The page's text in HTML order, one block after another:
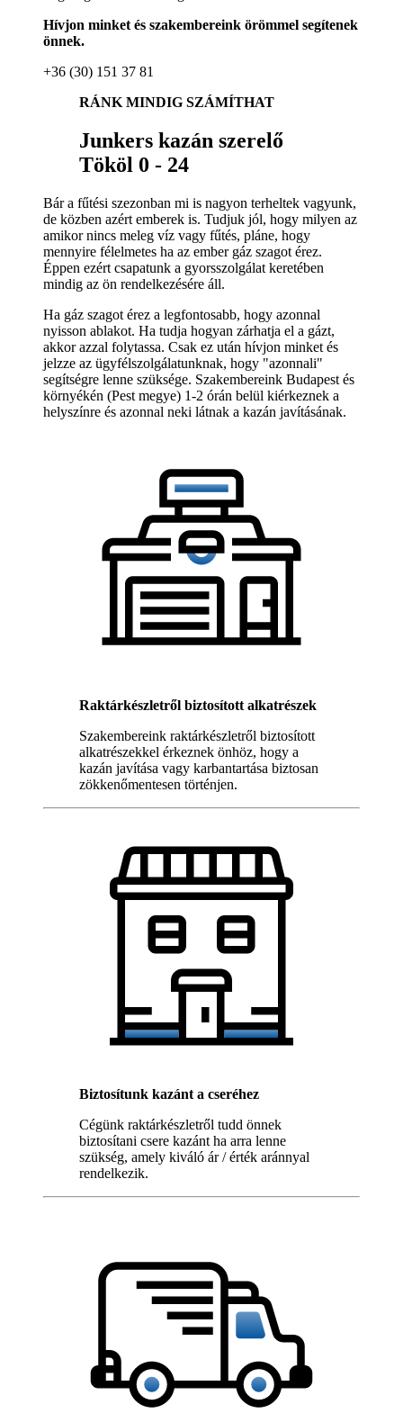
Hívjon minket és szakembereink örömmel segítenek
önnek.
+36 (30) 151 37 81
RÁNK MINDIG SZÁMÍTHAT
Junkers kazán szerelő
Tököl 0 - 24
Bár a fűtési szezonban mi is nagyon terheltek vagyunk,
de közben azért emberek is. Tudjuk jól, hogy milyen az
amikor nincs meleg víz vagy fűtés, pláne, hogy
mennyire félelmetes ha az ember gáz szagot érez.
Éppen ezért csapatunk a gyorsszolgálat keretében
mindig az ön rendelkezésére áll.
Ha gáz szagot érez a legfontosabb, hogy azonnal
nyisson ablakot. Ha tudja hogyan zárhatja el a gázt,
akkor azzal folytassa. Csak ez után hívjon minket és
jelzze az ügyfélszolgálatunknak, hogy "azonnali"
segítségre lenne szüksége. Szakembereink Budapest és
környékén (Pest megye) 1-2 órán belül kiérkeznek a
helyszínre és azonnal neki látnak a kazán javításának.
Raktárkészletről biztosított alkatrészek
Szakembereink raktárkészletről biztosított
alkatrészekkel érkeznek önhöz, hogy a
kazán javítása vagy karbantartása biztosan
zökkenőmentesen történjen.
Biztosítunk kazánt a cseréhez
Cégünk raktárkészletről tudd önnek
biztosítani csere kazánt ha arra lenne
szükség, amely kiváló ár / érték aránnyal
rendelkezik.